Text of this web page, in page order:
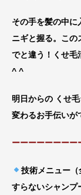
その手を髪の中に
ニギと握る。この
でと違う！くせ毛
^ ^
明日からの くせ
変わるお手伝い
ーーーーーーーー
技術メニュー（
すらないシャンプ